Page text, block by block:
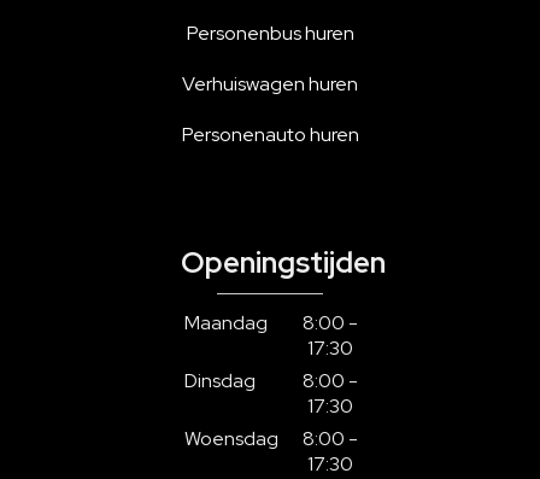
Personenbus huren
Verhuiswagen huren
Personenauto huren
Openingstijden
Maandag
8:00 -
17:30
Dinsdag
8:00 -
17:30
Woensdag
8:00 -
17:30